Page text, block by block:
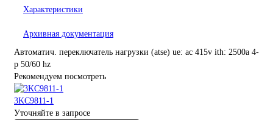
Характеристики
Архивная документация
Автоматич. переключатель нагрузки (atse) ue: ac 415v ith: 2500a 4-
p 50/60 hz
Рекомендуем посмотреть
3KC9811-1
Уточняйте в запросе